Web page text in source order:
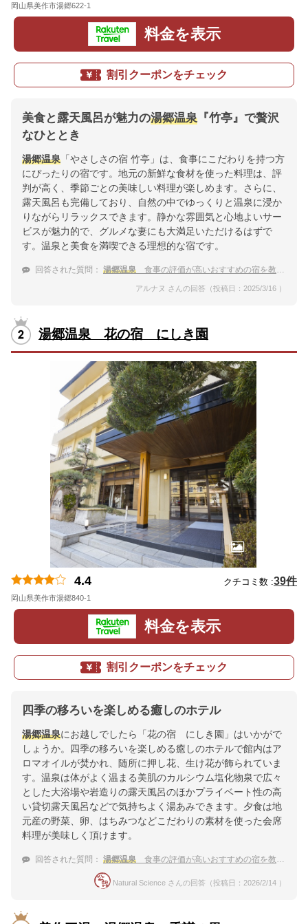
岡山県美作市湯郷622-1
料金を表示
割引クーポンをチェック
美食と露天風呂が魅力の湯郷温泉 『竹亭』で贅沢
なひととき
湯郷温泉 「やさしさの宿 竹亭」は、食事にこだわりを持つ方
にぴったりの宿です。地元の新鮮な食材を使った料理は、評
判が高く、季節ごとの美味しい料理が楽しめます。さらに、
露天風呂も完備しており、自然の中でゆっくりと温泉に浸か
りながらリラックスできます。静かな雰囲気と心地よいサー
ビスが魅力的で、グルメな妻にも大満足いただけるはずで
す。温泉と美食を満喫できる理想的な宿です。
回答された質問： 湯郷温泉 食事の評価が高いおすすめの宿を教えて
アルナヌ さんの回答（投稿日：2025/3/16 ）
湯郷温泉 花の宿 にしき園
4.4 クチコミ数 :39件
岡山県美作市湯郷840-1
料金を表示
割引クーポンをチェック
四季の移ろいを楽しめる癒しのホテル
湯郷温泉にお越しでしたら「花の宿 にしき園」はいかがで
しょうか。四季の移ろいを楽しめる癒しのホテルで館内はア
ロマオイルが焚かれ、随所に押し花、生け花が飾られていま
す。温泉は体がよく温まる美肌のカルシウム塩化物泉で広々
とした大浴場や岩造りの露天風呂のほかプライベート性の高
い貸切露天風呂などで気持ちよく湯あみできます。夕食は地
元産の野菜、卵、はちみつなどこだわりの素材を使った会席
料理が美味しく頂けます。
回答された質問： 湯郷温泉 食事の評価が高いおすすめの宿を教えて
Natural Science さんの回答（投稿日：2026/2/14 ）